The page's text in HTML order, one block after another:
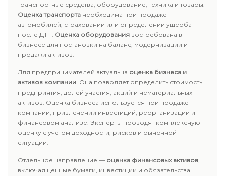
транспортные средства, оборудование, техника и товары.
Оценка транспорта необходима при продаже
автомобилей, страховании или определении ущерба
после ДТП. Оценка оборудования востребована в
бизнесе для постановки на баланс, модернизации и
продажи активов.
Для предпринимателей актуальна оценка бизнеса и
активов компании. Она позволяет определить стоимость
предприятия, долей участия, акций и нематериальных
активов. Оценка бизнеса используется при продаже
компании, привлечении инвестиций, реорганизации и
финансовом анализе. Эксперты проводят комплексную
оценку с учетом доходности, рисков и рыночной
ситуации.
Отдельное направление — оценка финансовых активов,
включая ценные бумаги, инвестиции и обязательства.